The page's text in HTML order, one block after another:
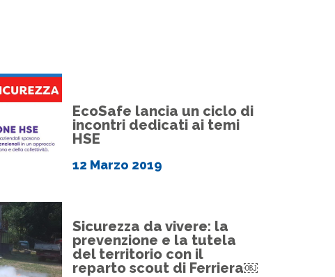
EcoSafe lancia un ciclo di
incontri dedicati ai temi
HSE
12 Marzo 2019
Sicurezza da vivere: la
prevenzione e la tutela
del territorio con il
reparto scout di Ferriera￼